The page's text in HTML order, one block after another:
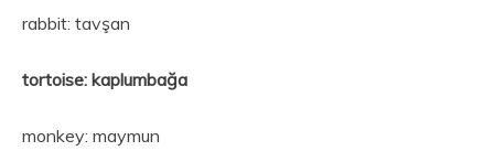
rabbit: tavşan
tortoise: kaplumbağa
monkey: maymun